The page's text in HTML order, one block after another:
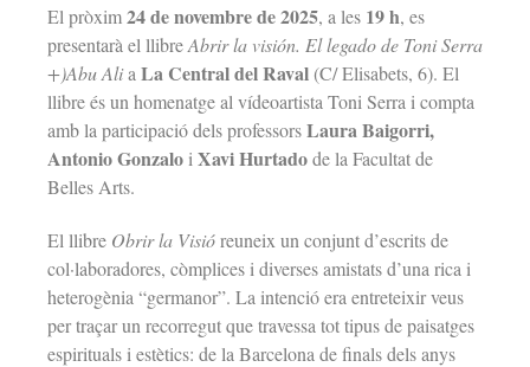
El pròxim 24 de novembre de 2025, a les 19 h, es
presentarà el llibreAbrir la visión. El legado de Toni Serra
+)Abu Alia La Central del Raval (C/ Elisabets, 6). El
llibre és un homenatge al vídeoartista Toni Serra i compta
amb la participació dels professorsLaura Baigorri,
Antonio Gonzalo i Xavi Hurtadode la Facultat de
Belles Arts.
El llibre Obrir la Visióreuneix un conjunt d’escrits de
col·laboradores, còmplices i diverses amistats d’una rica i
heterogènia “germanor”. La intenció era entreteixir veus
per traçar un recorregut que travessa tot tipus de paisatges
espirituals i estètics: de la Barcelona de finals dels anys